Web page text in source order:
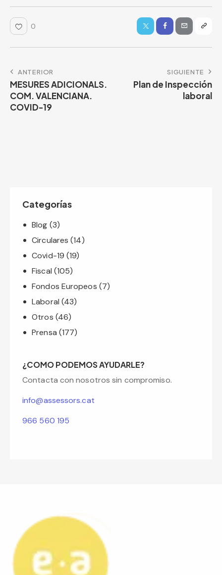
0
ANTERIOR
MESURES ADICIONALS.
COM. VALENCIANA.
COVID-19
SIGUIENTE
Plan de Inspección
laboral
Categorías
Blog (3)
Circulares (14)
Covid-19 (19)
Fiscal (105)
Fondos Europeos (7)
Laboral (43)
Otros (46)
Prensa (177)
¿COMO PODEMOS AYUDARLE?
Contacta con nosotros sin compromiso.
info@assessors.cat
966 560 195